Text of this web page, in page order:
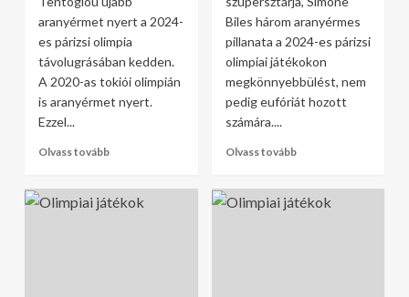
aranyérmet nyert a 2024-
es párizsi olimpia
távolugrásában kedden.
A 2020-as tokiói olimpián
is aranyérmet nyert.
Ezzel...
Olvass tovább
Biles három aranyérmes
pillanata a 2024-es párizsi
olimpiai játékokon
megkönnyebbülést, nem
pedig eufóriát hozott
számára....
Olvass tovább